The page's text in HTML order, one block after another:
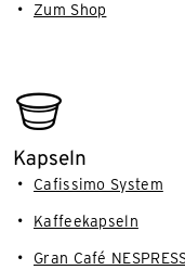
Zum Shop
cafissimo_capsule
Kapseln
Cafissimo System
Kaffeekapseln
Gran Café